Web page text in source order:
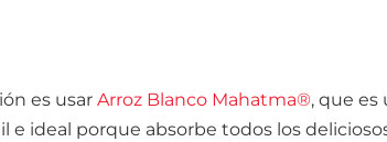
es usar Arroz Blanco Mahatma®, que es
e ideal porque absorbe todos los